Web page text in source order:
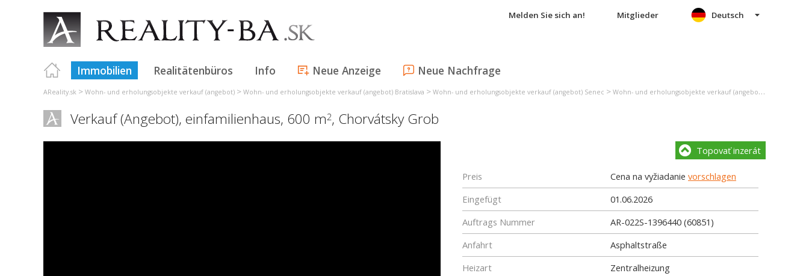
Melden Sie sich an! Mitglieder
Immobilien Realitätenbüros Info Neue Anzeige Neue Nachfrage
Deutsch
AReality.sk > Wohn- und erholungsobjekte verkauf (angebot) > Wohn- und erholungsobjekte verkauf (angebot) Bratislava > Wohn- und erholungsobjekte verkauf (angebot) Senec > Wohn- und erholungsobjekte verkauf (angebot) Chorvátsky Grob
Verkauf (Angebot), einfamilienhaus, 600 m2, Chorvátsky Grob
Topovať inzerát
Preis Cena na vyžiadanie vorschlagen
Eingefügt
01.06.2026
Auftrags Nummer
AR-022S-1396440 (60851)
Anfahrt
Asphaltstraße
Heizart
Zentralheizung